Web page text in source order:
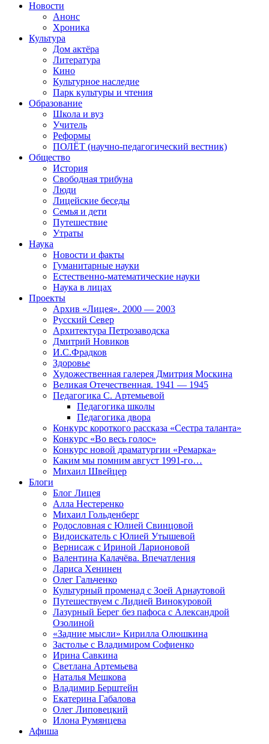
Новости
Анонс
Хроника
Культура
Дом актёра
Литература
Кино
Культурное наследие
Парк культуры и чтения
Образование
Школа и вуз
Учитель
Реформы
ПОЛЁТ (научно-педагогический вестник)
Общество
История
Свободная трибуна
Люди
Лицейские беседы
Семья и дети
Путешествие
Утраты
Наука
Новости и факты
Гуманитарные науки
Естественно-математические науки
Наука в лицах
Проекты
Архив «Лицея». 2000 — 2003
Русский Север
Архитектура Петрозаводска
Дмитрий Новиков
И.С.Фрадков
Здоровье
Художественная галерея Дмитрия Москина
Великая Отечественная. 1941 — 1945
Педагогика С. Артемьевой
Педагогика школы
Педагогика двора
Конкурс короткого рассказа «Сестра таланта»
Конкурс «Во весь голос»
Конкурс новой драматургии «Ремарка»
Каким мы помним август 1991-го…
Михаил Швейцер
Блоги
Блог Лицея
Алла Нестеренко
Михаил Гольденберг
Родословная с Юлией Свинцовой
Видоискатель с Юлией Утышевой
Вернисаж с Ириной Ларионовой
Валентина Калачёва. Впечатления
Лариса Хенинен
Олег Гальченко
Культурный променад с Зоей Арнаутовой
Путешествуем с Лидией Винокуровой
Лазурный Берег без пафоса с Александрой
Озолиной
«Задние мысли» Кирилла Олюшкина
Застолье с Владимиром Софиенко
Ирина Савкина
Светлана Артемьева
Наталья Мешкова
Владимир Берштейн
Екатерина Габалова
Олег Липовецкий
Илона Румянцева
Афиша